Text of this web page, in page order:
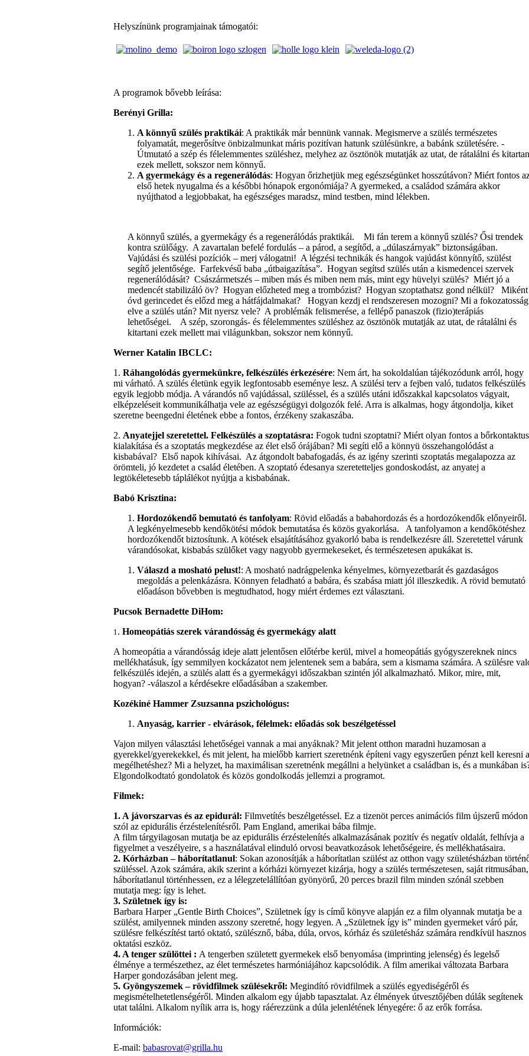
Helyszínünk programjainak támogatói:
A programok bővebb leírása:
Berényi Grilla:
A könnyű szülés praktikái: A praktikák már bennünk vannak. Megismerve a szülés természetes
folyamatát, megerősítve önbizalmunkat máris pozitívan hatunk szülésünkre, a babánk születésére. -
Útmutató a szép és félelemmentes szüléshez, melyhez az ösztönök mutatják az utat, de rátalálni és
ezek mellett, sokszor nem könnyű.
A gyermekágy és a regenerálódás: Hogyan őrizhetjük meg egészségünket hosszútávon? Miért fontos
első hetek nyugalma és a későbbi hónapok ergonómiája? A gyermeked, a családod számára akkor
nyújthatod a legjobbakat, ha egészséges maradsz, mind testben, mind lélekben.
A könnyű szülés, a gyermekágy és a regenerálódás praktikái.
Mi fán terem a könnyű szülés? Ősi trendek
kontra szülőágy. A zavartalan befelé fordulás – a párod, a segítőd, a „dúlaszárnyak” biztonságában.
Vajúdási és szülési pozíciók – merj válogatni! A légzési technikák és hangok vajúdást könnyítő, szülést
segítő jelentősége. Farfekvésű baba „útbaigazítása”. Hogyan segítsd szülés után a kismedencei szervek
regenerálódását? Császármetszés – miben más és miben nem más, mint egy hüvelyi szülés? Miért jó a
medencét stabilizáló öv? Hogyan előzheted meg a trombózist? Hogyan szoptathatsz gond nélkül?
Miként
óvd gerincedet és előzd meg a hátfájdalmakat?
Hogyan kezdj el rendszeresen mozogni? Mi a fokozatosság
elve a szülés után? Mit nyersz vele? A problémák felismerése, a fellépő panaszok (fizio)terápiás
lehetőségei.
A szép, szorongás- és félelemmentes szüléshez az ösztönök mutatják az utat, de rátalálni és
kitartani ezek mellett mai világunkban, sokszor nem könnyű.
Werner Katalin IBCLC:
1. Ráhangolódás gyermekünkre, felkészülés érkezésére: Nem árt, ha sokoldalúan tájékozódunk arról, hogy
mi várható. A szülés életünk egyik legfontosabb eseménye lesz. A szülési terv a fejben való, tudatos felkészülés
egyik legjobb módja. A várandós nő vajúdással, szüléssel, és a szülés utáni időszakkal kapcsolatos vágyait,
elképzeléseit kommunikálhatja vele az egészségügyi dolgozók felé. Arra is alkalmas, hogy átgondolja, kiket
szeretne beengedni életének ebbe a fontos, érzékeny szakaszába.
2. Anyatejjel szeretettel. Felkészülés a szoptatásra: Fogok tudni szoptatni? Miért olyan fontos a bőrkontaktus
kialakítása és a szoptatás megkezdése az élet első órájában? Mi segíti elő a könnyü összehangolódást a
kisbabával? Első napok kihívásai. Az átgondolt babafogadás, és az igény szerinti szoptatás megalapozza az
örömteli, jó kezdetet a család életében. A szoptató édesanya szeretetteljes gondoskodást, az anyatej a
legtökéletesebb táplálékot nyújtja a kisbabának.
Babó Krisztina:
1. Hordozókendő bemutató és tanfolyam: Rövid előadás a babahordozás és a hordozókendők előnyeiről.
A legkényelmesebb kendőkötési módok bemutatása és közös gyakorlása.
A tanfolyamon a kendőkötéshez
hordozókendőt biztosítunk. A kötések elsajátításához gyakorló baba is rendelkezésre áll. Szeretettel várunk
várandósokat, kisbabás szülőket vagy nagyobb gyermekeseket, és természetesen apukákat is.
Válaszd a mosható pelust!: A mosható nadrágpelenka kényelmes, környezetbarát és gazdaságos
megoldás a pelenkázásra. Könnyen feladható a babára, és szabása miatt jól illeszkedik. A rövid bemutató
előadáson bővebben is megtudhatod, hogy miért érdemes ezt választani.
Pucsok Bernadette DiHom:
1. Homeopátiás szerek várandósság és gyermekágy alatt
A homeopátia a várandósság ideje alatt jelentősen előtérbe kerül, mivel a homeopátiás gyógyszereknek nincs
mellékhatásuk, így semmilyen kockázatot nem jelentenek sem a babára, sem a kismama számára. A szülésre
felkészülés idején, a szülés alatt és a gyermekágyi időszakban szintén jól alkalmazható. Mikor, mire, mit,
hogyan? -válaszol a kérdésekre előadásában a szakember.
Kozékiné Hammer Zsuzsanna pszichológus:
Anyaság, karrier - elvárások, félelmek: előadás sok beszélgetéssel
Vajon milyen választási lehetőségei vannak a mai anyáknak? Mit jelent otthon maradni huzamosan a
gyerekkel/gyerekekkel, és mit jelent, ha mielőbb karriert szeretnénk építeni vagy egyszerűen pénzt kell keresni a
megélhetéshez? Mi a helyzet, ha maximálisan szeretnénk megállni a helyünket a családban is, és a munkában
Elgondolkodtató gondolatok és közös gondolkodás jellemzi a programot.
Filmek:
1. A jávorszarvas és az epidurál: Filmvetítés beszélgetéssel. Ez a tizenöt perces animációs film újszerű módon
szól az epidurális érzéstelenítésről. Pam England, amerikai bába filmje.
A film tárgyilagosan mutatja be az epidurális érzéstelenítés alkalmazásának pozitív és negatív oldalát, felhívja a
figyelmet a veszélyeire, s a használatával elinduló orvosi beavatkozások lehetőségeire, és mellékhatásaira.
2. Kórházban – háborítatlanul: Sokan azonosítják a háborítatlan szülést az otthon vagy születésházban
szüléssel. Azok számára, akik szerint a kórházi környezet kizárja, hogy a szülés természetesen, saját ritmusában,
háborítatlanul történhessen, ez a lélegzetelállítóan gyönyörű, 20 perces brazil film minden szónál szebben
mutatja meg: így is lehet.
3. Születnek így is:
Barbara Harper „Gentle Birth Choices”, Születnek így is című könyve alapján ez a film olyannak mutatja be a
szülést, amilyennek minden asszony szeretné, hogy legyen. A „Születnek így is” minden gyermeket váró pár,
szülésre felkészítést tartó oktató, szülésznő, bába, dúla, orvos, kórház és születésház számára rendkívül hasznos
oktatási eszköz.
4. A tenger szülöttei : A tengerben született gyermekek első benyomása (imprinting jelenség) és legelső
élménye a természethez, az élet természetes harmóniájához kapcsolódik. A film amerikai változata Barbara
Harper gondozásában jelent meg.
5. Gyöngyszemek – rövidfilmek szülésekről: Megindító rövidfilmek a szülés egyediségéről és
megismételhetetlenségéről. Minden alkalom egy újabb tapasztalat. Az élmények útvesztőjében dúlák segítenek
utat találni. Alkalom nyílik arra is, hogy ráérezzünk a dúla jelenlétének lényegére: ő az erők forrása.
Információk:
E-mail: babasrovat@grilla.hu